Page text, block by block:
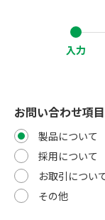
入力
お問い合わせ項目
製品について
採用について
お取引につい
その他